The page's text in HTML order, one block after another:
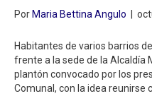
Por Maria Bettina Angulo
Habitantes de varios barrios
frente a la sede de la Alcaldía
plantón convocado por los
Comunal, con la idea reunirse